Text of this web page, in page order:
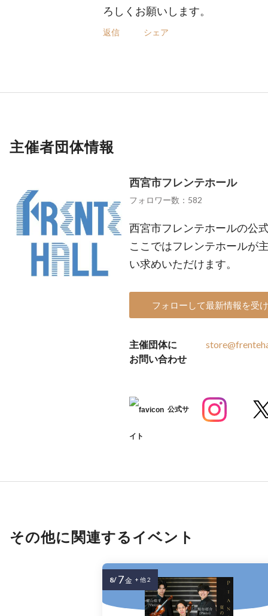
ろしくお願いします。
返信 シェア
主催者団体情報
西宮市フレンテホール
フォロワー数：582
西宮市フレンテホールの公
ここではフレンテホールが
い求めいただけます。
フォローして最新情報を受
主催団体に
お問い合わせ
公式サ
イト
その他に関連するイベント
8/ 7金 + 他 2